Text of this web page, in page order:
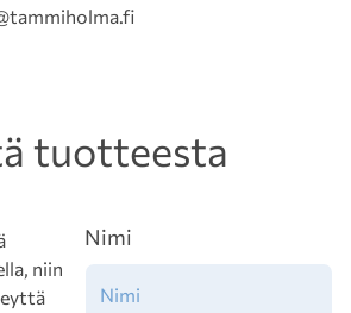
tuotteesta
niin
Nimi